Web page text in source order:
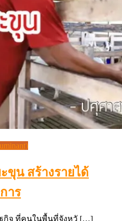
ขุน สร้างรายได้
าร
กิจ ที่คนในพื้นที่จังหวั […]